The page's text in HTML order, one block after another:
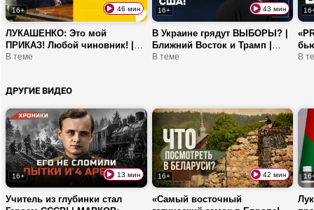
16+ 46 мин
ЛУКАШЕНКО: Это мой
ПРИКАЗ! Любой чиновник! |
Генератор стабильности, страх
В теме
16+ 43 мин
В Украине грядут ВЫБОРЫ? |
Ближний Восток и Трамп |
БАНАРЬ: Вы на деньги
В теме В
ДРУГИЕ ВИДЕО
16+ 13 мин
Учитель из глубинки стал
16+ 42 мин
«Самый восточный